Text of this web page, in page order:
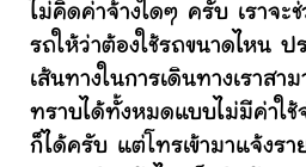
ไม่คิดค่าจ้างใดๆ ครับ เราจะ
รถให้ว่าต้องใช้รถขนาดไหน ป
เส้นทางในการเดินทางเราส
ทราบได้ทั้งหมดแบบไม่มีค่าใช้
ก็ได้ครับ แต่โทรเข้ามาแจ้งรา